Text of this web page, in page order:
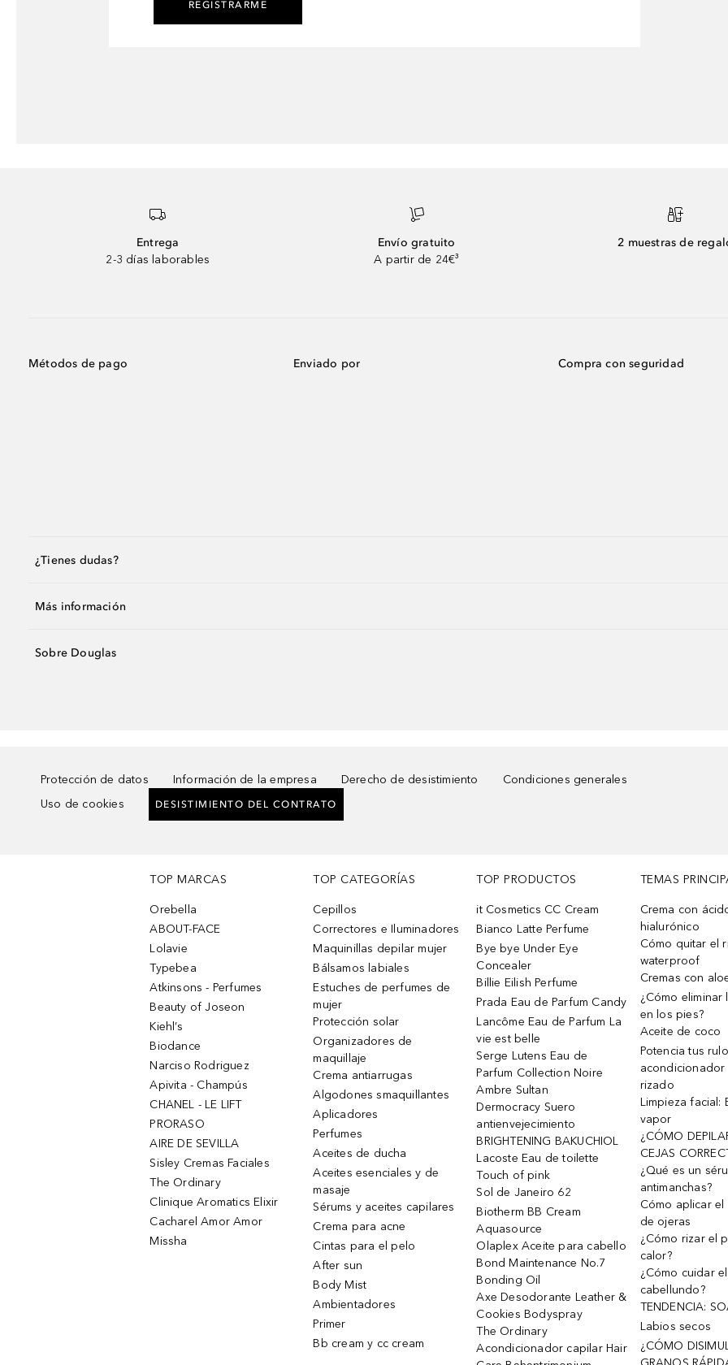
REGISTRARME
Entrega
2-3 días laborables
Envío gratuito
A partir de 24€³
2 muestras de
Métodos de pago Enviado por Compra con seguridad
¿Tienes dudas?
Más información
Sobre Douglas
Protección de datos Información de la empresa Derecho de desistimiento
Condiciones generales
Uso de cookies
DESISTIMIENTO DEL CONTRATO
TOP MARCAS
Orebella
ABOUT-FACE
Lolavie
Typebea
Atkinsons - Perfumes
Beauty of Joseon
Kiehl’s
Biodance
Narciso Rodriguez
Apivita - Champús
CHANEL - LE LIFT
PRORASO
AIRE DE SEVILLA
Sisley Cremas Faciales
The Ordinary
Clinique Aromatics Elixir
Cacharel Amor Amor
Missha
TOP CATEGORÍAS
Cepillos
Correctores e Iluminadores
Maquinillas depilar mujer
Bálsamos labiales
Estuches de perfumes de
mujer
Protección solar
Organizadores de
maquillaje
Crema antiarrugas
Algodones smaquillantes
Aplicadores
Perfumes
Aceites de ducha
Aceites esenciales y de
masaje
Sérums y aceites capilares
Crema para acne
Cintas para el pelo
After sun
Body Mist
Ambientadores
Primer
Bb cream y cc cream
TOP PRODUCTOS
it Cosmetics CC Cream
Bianco Latte Perfume
Bye bye Under Eye
Concealer
Billie Eilish Perfume
Prada Eau de Parfum Candy
Lancôme Eau de Parfum La
vie est belle
Serge Lutens Eau de
Parfum Collection Noire
Ambre Sultan
Dermocracy Suero
antienvejecimiento
BRIGHTENING BAKUCHIOL
Lacoste Eau de toilette
Touch of pink
Sol de Janeiro 62
Biotherm BB Cream
Aquasource
Olaplex Aceite para cabello
Bond Maintenance No.7
Bonding Oil
Axe Desodorante Leather &
Cookies Bodyspray
The Ordinary
Acondicionador capilar Hair
TEMAS
Crema con
hialurónico
Cómo quitar el
waterproof
Cremas con
¿Cómo eliminar
en los pies?
Aceite de coco
Potencia tus
rizado
Limpieza facial:
vapor
¿CÓMO
CEJAS
¿Qué es un
antimanchas?
Cómo aplicar
de ojeras
¿Cómo rizar el
calor?
¿Cómo cuidar
cabellundo?
TENDENCIA:
Labios secos
¿CÓMO